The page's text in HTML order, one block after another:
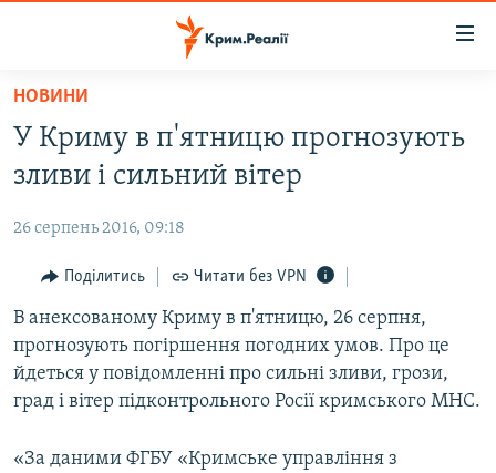
Перейти
основного
матеріалу
до
навігації
Перейти
до
пошуку
ВОДА.КРИМ
ПОЛІТИКА
БЛОГИ
ПОГЛЯД
ІНТЕРВ'Ю
ВСЕ ЗА ДЕНЬ
НОВИНИ
У Криму в п'ятницю прогнозують
зливи і сильний вітер
26 серпень 2016, 09:18
Поділитись Читати без VPN
В анексованому Криму в п'ятницю, 26 серпня,
прогнозують погіршення погодних умов. Про це
йдеться у повідомленні про сильні зливи, грози,
град і вітер підконтрольного Росії кримського МНС.
«За даними ФГБУ «Кримське управління з